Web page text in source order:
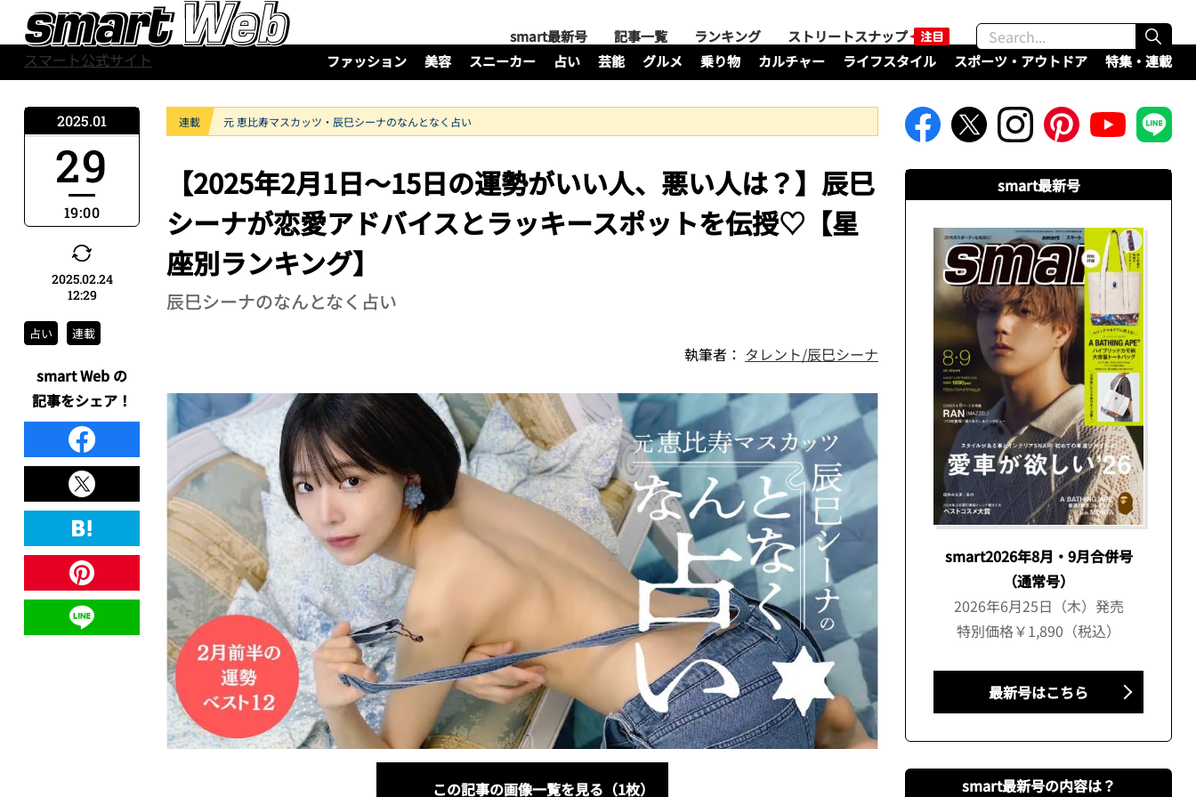
スマート公式サイト
smart最新号 記事一覧 ランキング
ストリートスナップ
ファッション
美容 スニーカー 占い 芸能 グルメ 乗り物 カルチャー ライフスタイル スポーツ・アウトドア 特集・連載
連載 元 恵比寿マスカッツ・辰巳シーナのなんとなく占い
【2025年2月1日〜15日の運勢がいい人、悪い人は？】辰巳
シーナが恋愛アドバイスとラッキースポットを伝授♡【星
座別ランキング】
辰巳シーナのなんとなく占い
執筆者： タレント/辰巳シーナ
この記事の画像一覧を見る（1枚）
2025.01
29
19:00
2025.02.24
12:29
占い 連載
smart Web の
記事をシェア！
smart最新号
smart2026年8月・9月合併号
（通常号）
2026年6月25日（木）発売
特別価格￥1,890（税込）
最新号はこちら
smart最新号の内容は？